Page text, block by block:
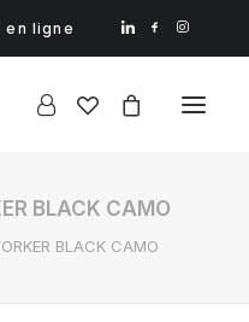
en ligne
BLACK CAMO
BLACK CAMO